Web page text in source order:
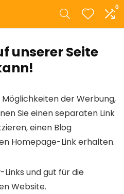
0
unserer Seite
der Werbung,
Sie einen separaten Link
einen Blog
Homepage-Link erhalten.
Links und gut für die
Website.